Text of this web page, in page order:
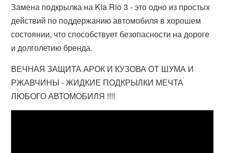
Замена подкрылка на Kia Rio 3 - это одно из простых
действий по поддержанию автомобиля в хорошем
состоянии, что способствует безопасности на дороге
и долголетию бренда.
ВЕЧНАЯ ЗАЩИТА АРОК И КУЗОВА ОТ ШУМА И
РЖАВЧИНЫ - ЖИДКИЕ ПОДКРЫЛКИ МЕЧТА
ЛЮБОГО АВТОМОБИЛЯ !!!!